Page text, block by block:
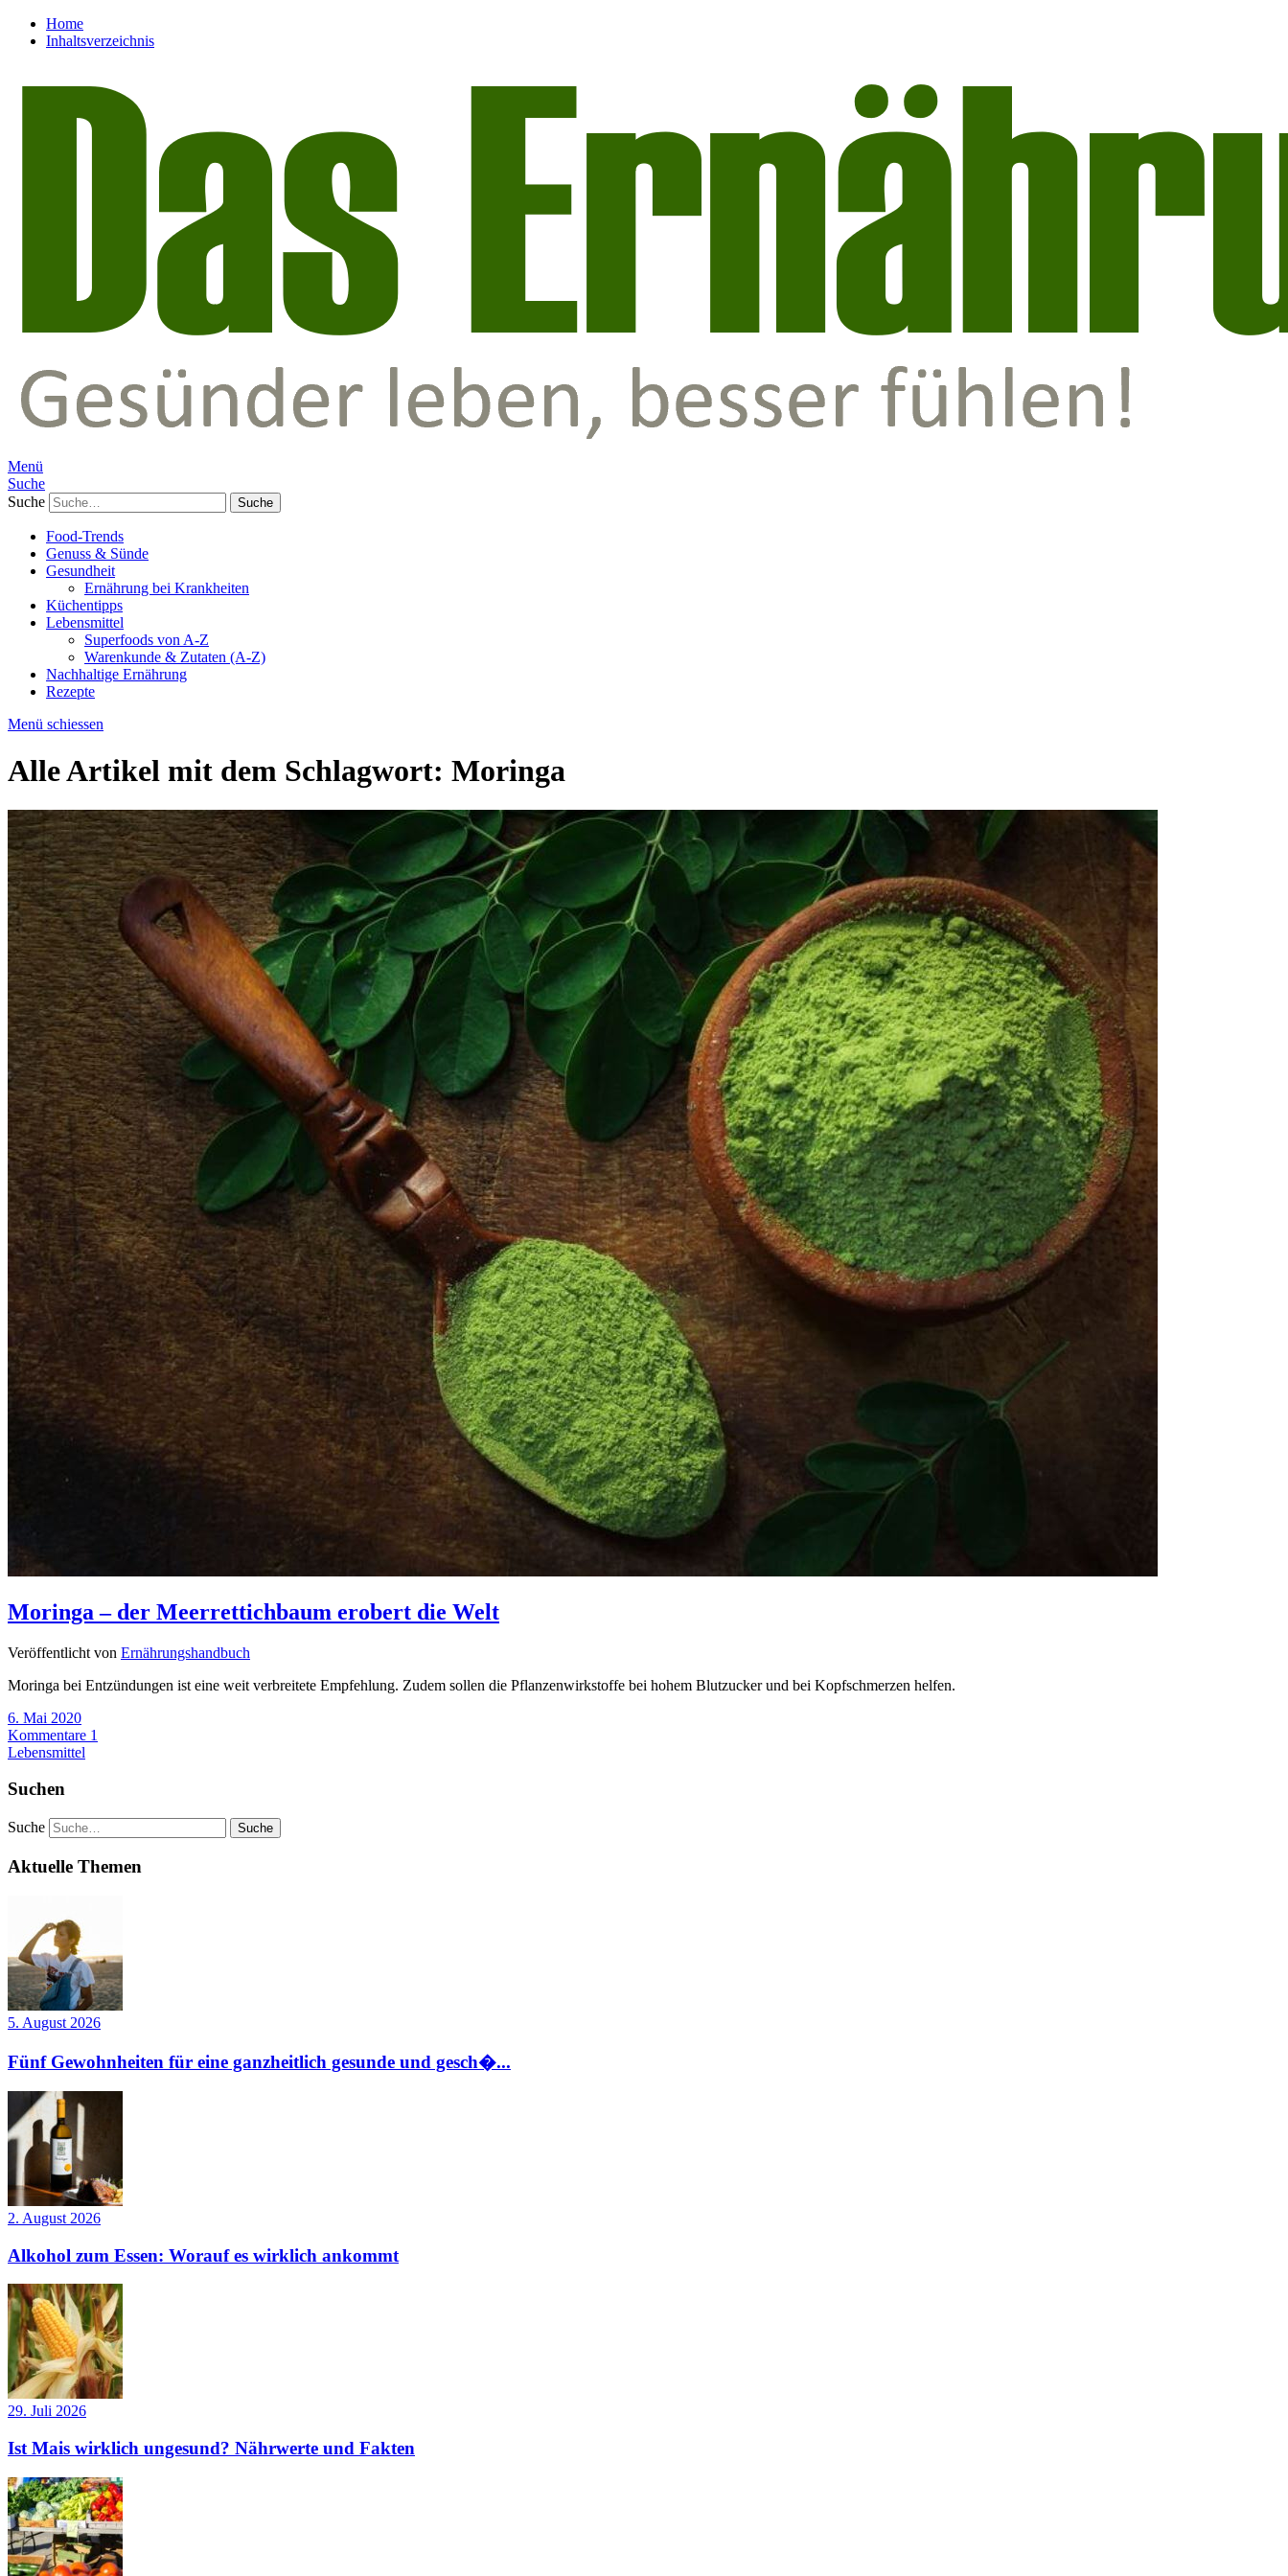
Home
Inhaltsverzeichnis
Menü
Suche
Suche
Food-Trends
Genuss & Sünde
Gesundheit
Ernährung bei Krankheiten
Küchentipps
Lebensmittel
Superfoods von A-Z
Warenkunde & Zutaten (A-Z)
Nachhaltige Ernährung
Rezepte
Menü schiessen
Alle Artikel mit dem Schlagwort: Moringa
Moringa – der Meerrettichbaum erobert die Welt
Veröffentlicht von Ernährungshandbuch
Moringa bei Entzündungen ist eine weit verbreitete Empfehlung. Zudem sollen die Pflanzenwirkstoffe bei hohem Blutzucker und bei Kopfschmerzen helfen.
6. Mai 2020
Kommentare 1
Lebensmittel
Suchen
Suche
Aktuelle Themen
5. August 2026
Fünf Gewohnheiten für eine ganzheitlich gesunde und gesch�...
2. August 2026
Alkohol zum Essen: Worauf es wirklich ankommt
29. Juli 2026
Ist Mais wirklich ungesund? Nährwerte und Fakten